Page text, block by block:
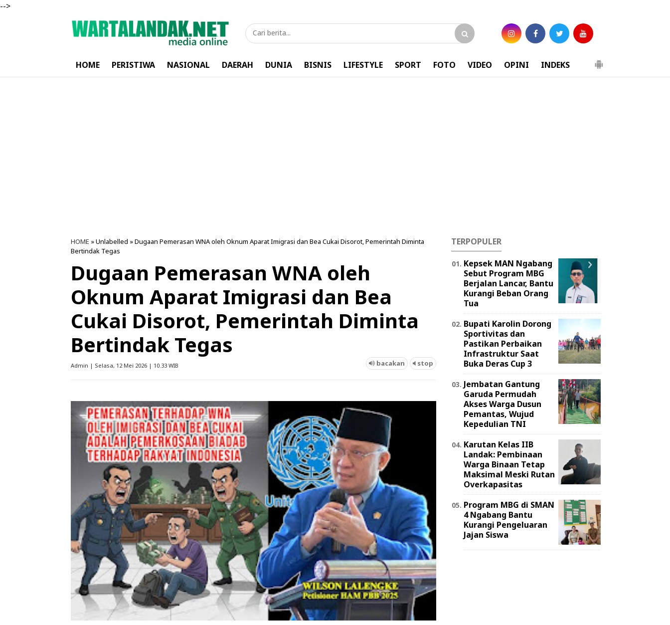
-->
HOME PERISTIWA NASIONAL DAERAH DUNIA BISNIS LIFESTYLE SPORT FOTO VIDEO OPINI INDEKS
HOME » Unlabelled » Dugaan Pemerasan WNA oleh Oknum Aparat Imigrasi dan Bea Cukai Disorot, Pemerintah Diminta
Bertindak Tegas
Dugaan Pemerasan WNA oleh
Oknum Aparat Imigrasi dan Bea
Cukai Disorot, Pemerintah Diminta
Bertindak Tegas
Admin | Selasa, 12 Mei 2026 | 10.33 WIB bacakan stop
TERPOPULER
Kepsek MAN Ngabang
Sebut Program MBG
Berjalan Lancar, Bantu
Kurangi Beban Orang
Tua
Bupati Karolin Dorong
Sportivitas dan
Pastikan Perbaikan
Infrastruktur Saat
Buka Deras Cup 3
Jembatan Gantung
Garuda Permudah
Akses Warga Dusun
Pemantas, Wujud
Kepedulian TNI
Karutan Kelas IIB
Landak: Pembinaan
Warga Binaan Tetap
Maksimal Meski Rutan
Overkapasitas
Program MBG di SMAN
4 Ngabang Bantu
Kurangi Pengeluaran
Jajan Siswa